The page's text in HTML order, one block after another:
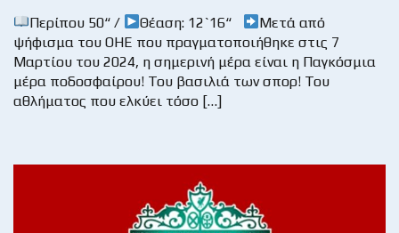
Περίπου 50“ / Θέαση: 12`16“
Μετά από
ψήφισμα του ΟΗΕ που πραγματοποιήθηκε στις 7
Μαρτίου του 2024, η σημερινή μέρα είναι η Παγκόσμια
μέρα ποδοσφαίρου! Του βασιλιά των σπορ! Του
αθλήματος που ελκύει τόσο […]